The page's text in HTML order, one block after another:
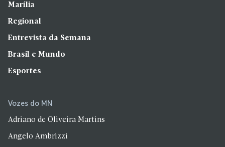
Marília
Regional
Entrevista da Semana
Brasil e Mundo
Esportes
Vozes do MN
Adriano de Oliveira Martins
Angelo Ambrizzi